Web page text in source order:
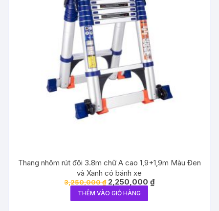
Thang nhôm rút đôi 3.8m chữ A cao 1,9+1,9m Màu Đen
và Xanh có bánh xe
3,250,000₫ Giá
gốc
là:
3,250,000 ₫.
2,250,000₫Giá
hiện
THÊM VÀO GIỎ HÀNG